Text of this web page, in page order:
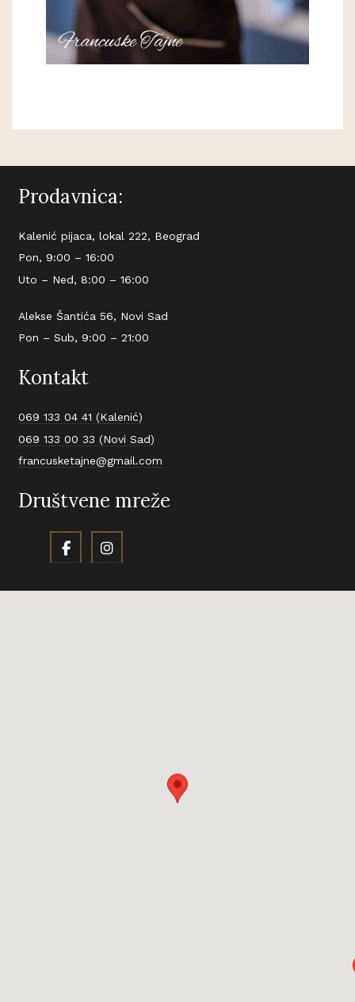
Prodavnica:
Kalenić pijaca, lokal 222, Beograd
Pon, 9:00 – 16:00
Uto – Ned, 8:00 – 16:00
Alekse Šantića 56, Novi Sad
Pon – Sub, 9:00 – 21:00
Kontakt
069 133 04 41 (Kalenić)
069 133 00 33 (Novi Sad)
francusketajne@gmail.com
Društvene mreže